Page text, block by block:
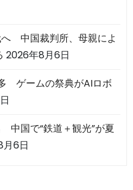
中国裁判所、母親によ
2026年8月6日
ゲームの祭典がAIロボ
中国で“鉄道＋観光”が夏
6日